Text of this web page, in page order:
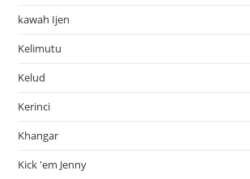
kawah Ijen
Kelimutu
Kelud
Kerinci
Khangar
Kick 'em Jenny